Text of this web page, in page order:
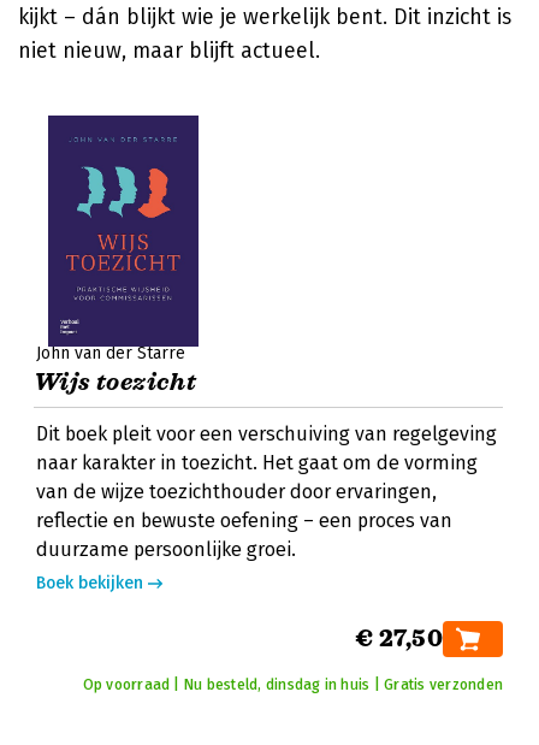
kijkt – dán blijkt wie je werkelijk bent. Dit inzicht is
niet nieuw, maar blijft actueel.
John van der Starre
Wijs toezicht
Dit boek pleit voor een verschuiving van regelgeving
naar karakter in toezicht. Het gaat om de vorming
van de wijze toezichthouder door ervaringen,
reflectie en bewuste oefening – een proces van
duurzame persoonlijke groei.
Boek bekijken
€ 27,50
Op voorraad | Nu besteld, dinsdag in huis | Gratis verzonden